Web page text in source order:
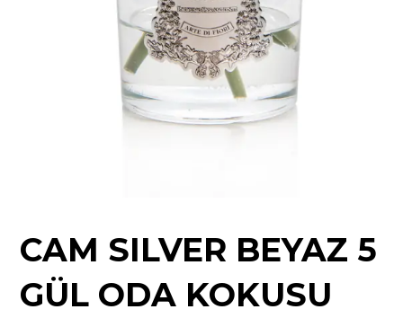
CAM SILVER BEYAZ 5
GÜL ODA KOKUSU